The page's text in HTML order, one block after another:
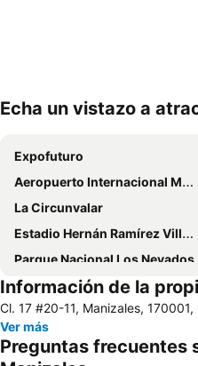
Echa un vistazo a
Expofuturo
Aeropuerto Internacional Matecaña
La Circunvalar
Estadio Hernán Ramírez Villegas
Parque Nacional Los Nevados
Catedral de Manizales
Plaza de Bolivar
Parque Metropolitano del Café
Comfamiliar Galicia
Información de la
Cl. 17 #20-11, Manizales, 170001,
Ver más
Preguntas frecuentes